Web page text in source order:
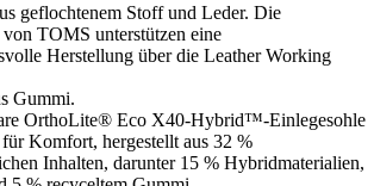
geflochtenem Stoff und Leder. Die
TOMS unterstützen eine
Herstellung über die Leather Working
Gummi.
OrthoLite® Eco X40-Hybrid™-Einlegesohle
Komfort, hergestellt aus 32 %
Inhalten, darunter 15 % Hybridmaterialien,